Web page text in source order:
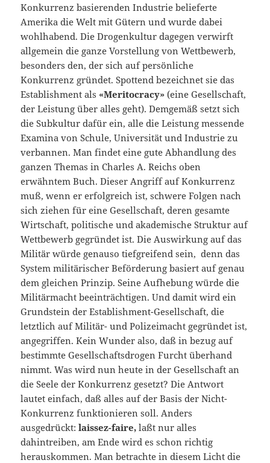
Konkurrenz basierenden Industrie belieferte
Amerika die Welt mit Gütern und wurde dabei
wohlhabend. Die Drogenkultur dagegen verwirft
allgemein die ganze Vorstellung von Wettbewerb,
besonders den, der sich auf persönliche
Konkurrenz gründet. Spottend bezeichnet sie das
Establishment als «Meritocracy» (eine Gesellschaft,
der Leistung über alles geht). Demgemäß setzt sich
die Subkultur dafür ein, alle die Leistung messende
Examina von Schule, Universität und Industrie zu
verbannen. Man findet eine gute Abhandlung des
ganzen Themas in Charles A. Reichs oben
erwähntem Buch. Dieser Angriff auf Konkurrenz
muß, wenn er erfolgreich ist, schwere Folgen nach
sich ziehen für eine Gesellschaft, deren gesamte
Wirtschaft, politische und akademische Struktur auf
Wettbewerb gegründet ist. Die Auswirkung auf das
Militär würde genauso tiefgreifend sein, denn das
System militärischer Beförderung basiert auf genau
dem gleichen Prinzip. Seine Aufhebung würde die
Militärmacht beeinträchtigen. Und damit wird ein
Grundstein der Establishment-Gesellschaft, die
letztlich auf Militär- und Polizeimacht gegründet ist,
angegriffen. Kein Wunder also, daß in bezug auf
bestimmte Gesellschaftsdrogen Furcht überhand
nimmt. Was wird nun heute in der Gesellschaft an
die Seele der Konkurrenz gesetzt? Die Antwort
lautet einfach, daß alles auf der Basis der Nicht-
Konkurrenz funktionieren soll. Anders
ausgedrückt:laissez-faire, laßt nur alles
dahintreiben, am Ende wird es schon richtig
herauskommen. Man betrachte in diesem Licht die